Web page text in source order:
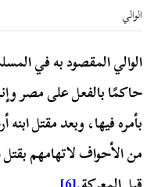
الوالي
الوالي المقصود به في
حاكمًا بالفعل على مصر
بأمره فيها، وبعد مقتل
من الأحواف لاتهامهم